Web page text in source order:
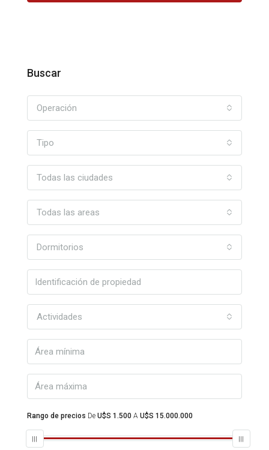
Buscar
Operación
Tipo
Todas las ciudades
Todas las areas
Dormitorios
Actividades
Rango de precios De U$S 1.500 A U$S 15.000.000